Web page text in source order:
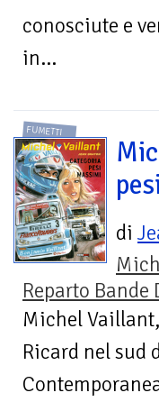
conosciute e
in...
FUMETTI
di
Reparto Bande
Michel
Ricard nel sud